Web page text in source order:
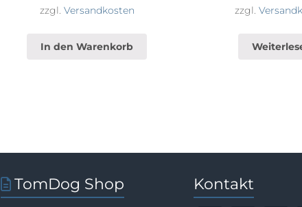
zzgl. Versandkosten
In den Warenkorb
zzgl.
TomDog Shop Kontakt